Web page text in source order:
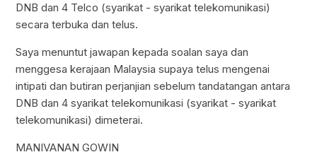
DNB dan 4 Telco (syarikat - syarikat telekomunikasi)
secara terbuka dan telus.
Saya menuntut jawapan kepada soalan saya dan
menggesa kerajaan Malaysia supaya telus mengenai
intipati dan butiran perjanjian sebelum tandatangan antara
DNB dan 4 syarikat telekomunikasi (syarikat - syarikat
telekomunikasi) dimeterai.
MANIVANAN GOWIN